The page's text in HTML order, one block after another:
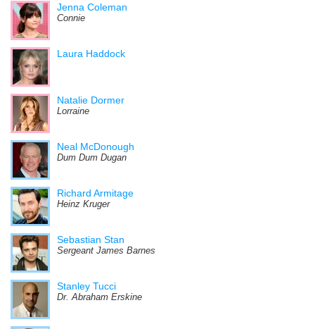
Jenna Coleman
Connie
Laura Haddock
Natalie Dormer
Lorraine
Neal McDonough
Dum Dum Dugan
Richard Armitage
Heinz Kruger
Sebastian Stan
Sergeant James Barnes
Stanley Tucci
Dr. Abraham Erskine